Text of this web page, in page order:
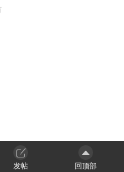
发帖 回顶部